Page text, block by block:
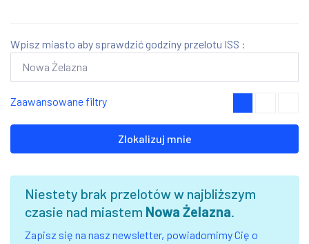
Wpisz miasto aby sprawdzić godziny przelotu ISS :
Zaawansowane filtry
Zlokalizuj mnie
Niestety brak przelotów w najbliższym
czasie nad miastem Nowa Żelazna.
Zapisz się na nasz newsletter, powiadomimy Cię o